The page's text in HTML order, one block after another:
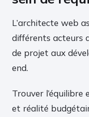
L’architecte web
différents acteurs
de projet aux
end.
Trouver
et réalité